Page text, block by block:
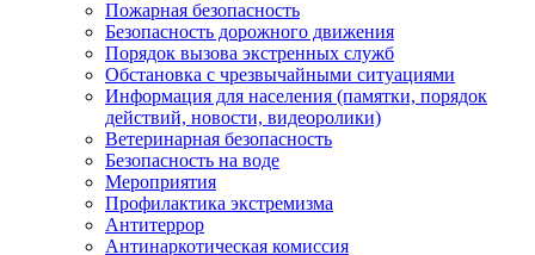
Пожарная безопасность
Безопасность дорожного движения
Порядок вызова экстренных служб
Обстановка с чрезвычайными ситуациями
Информация для населения (памятки, порядок
действий, новости, видеоролики)
Ветеринарная безопасность
Безопасность на воде
Мероприятия
Профилактика экстремизма
Антитеррор
Антинаркотическая комиссия